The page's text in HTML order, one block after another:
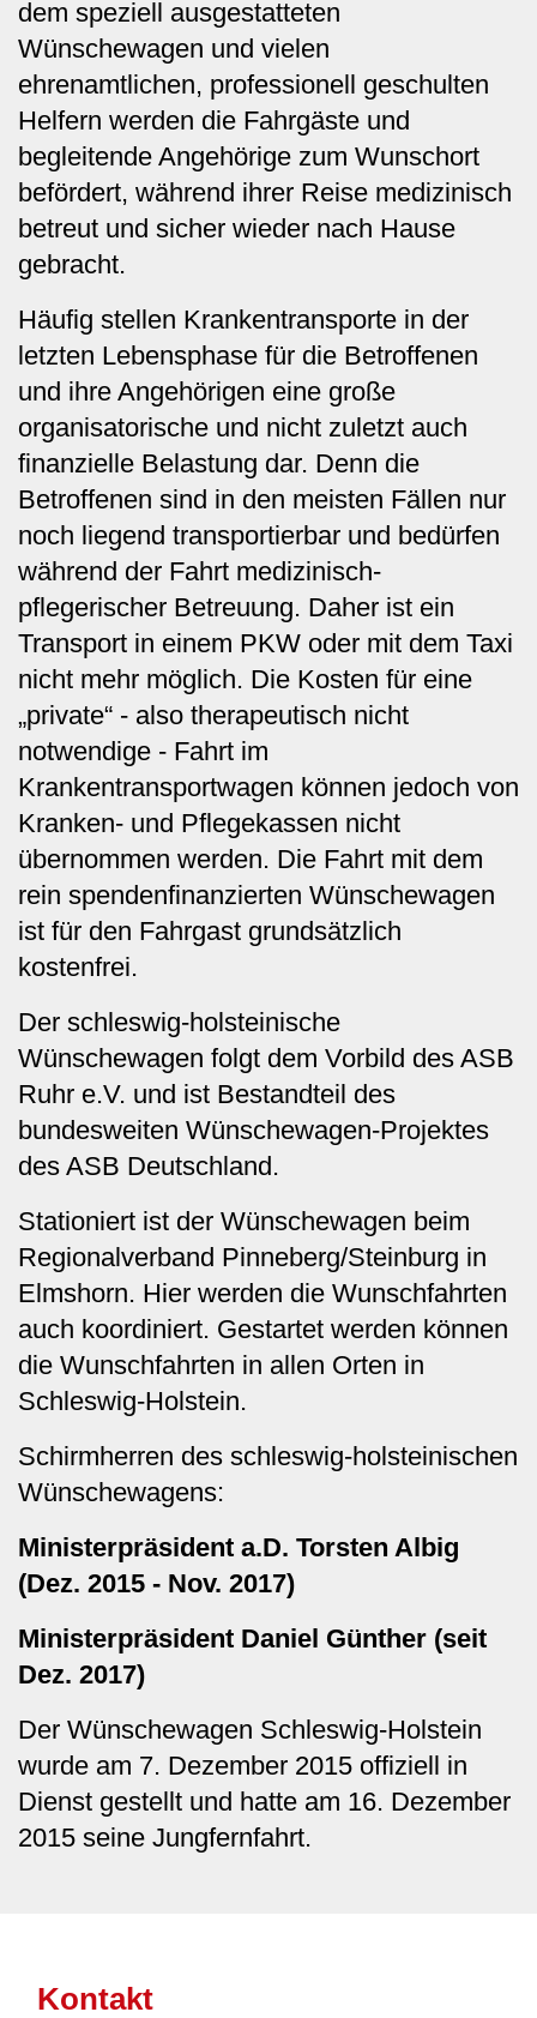
dem speziell ausgestatteten
Wünschewagen und vielen
ehrenamtlichen, professionell geschulten
Helfern werden die Fahrgäste und
begleitende Angehörige zum Wunschort
befördert, während ihrer Reise medizinisch
betreut und sicher wieder nach Hause
gebracht.
Häufig stellen Krankentransporte in der
letzten Lebensphase für die Betroffenen
und ihre Angehörigen eine große
organisatorische und nicht zuletzt auch
finanzielle Belastung dar. Denn die
Betroffenen sind in den meisten Fällen nur
noch liegend transportierbar und bedürfen
während der Fahrt medizinisch-
pflegerischer Betreuung. Daher ist ein
Transport in einem PKW oder mit dem Taxi
nicht mehr möglich. Die Kosten für eine
„private“ - also therapeutisch nicht
notwendige - Fahrt im
Krankentransportwagen können jedoch von
Kranken- und Pflegekassen nicht
übernommen werden. Die Fahrt mit dem
rein spendenfinanzierten Wünschewagen
ist für den Fahrgast grundsätzlich
kostenfrei.
Der schleswig-holsteinische
Wünschewagen folgt dem Vorbild des ASB
Ruhr e.V. und ist Bestandteil des
bundesweiten Wünschewagen-Projektes
des ASB Deutschland.
Stationiert ist der Wünschewagen beim
Regionalverband Pinneberg/Steinburg in
Elmshorn. Hier werden die Wunschfahrten
auch koordiniert. Gestartet werden können
die Wunschfahrten in allen Orten in
Schleswig-Holstein.
Schirmherren des schleswig-holsteinischen
Wünschewagens:
Ministerpräsident a.D. Torsten Albig
(Dez. 2015 - Nov. 2017)
Ministerpräsident Daniel Günther (seit
Dez. 2017)
Der Wünschewagen Schleswig-Holstein
wurde am 7. Dezember 2015 offiziell in
Dienst gestellt und hatte am 16. Dezember
2015 seine Jungfernfahrt.
Kontakt